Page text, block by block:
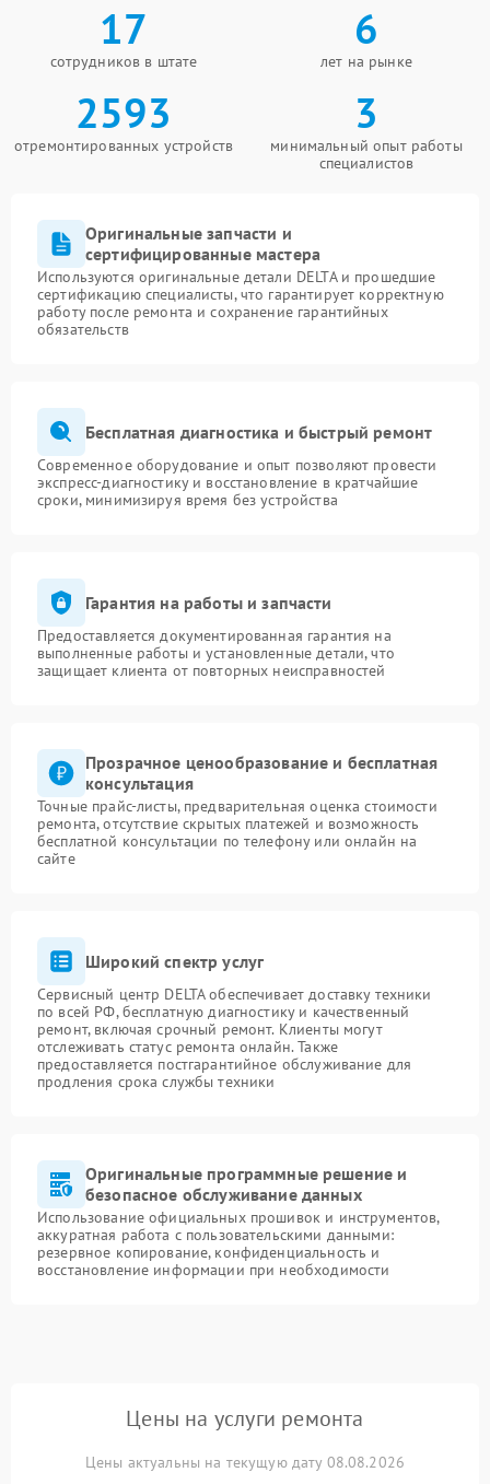
17
сотрудников в штате
6
лет на рынке
2593
отремонтированных устройств
3
минимальный опыт работы
специалистов
Оригинальные запчасти и
сертифицированные мастера
Используются оригинальные детали DELTA и прошедшие
сертификацию специалисты, что гарантирует корректную
работу после ремонта и сохранение гарантийных
обязательств
Бесплатная диагностика и быстрый ремонт
Современное оборудование и опыт позволяют провести
экспресс-диагностику и восстановление в кратчайшие
сроки, минимизируя время без устройства
Гарантия на работы и запчасти
Предоставляется документированная гарантия на
выполненные работы и установленные детали, что
защищает клиента от повторных неисправностей
Прозрачное ценообразование и бесплатная
консультация
Точные прайс-листы, предварительная оценка стоимости
ремонта, отсутствие скрытых платежей и возможность
бесплатной консультации по телефону или онлайн на
сайте
Широкий спектр услуг
Сервисный центр DELTA обеспечивает доставку техники
по всей РФ, бесплатную диагностику и качественный
ремонт, включая срочный ремонт. Клиенты могут
отслеживать статус ремонта онлайн. Также
предоставляется постгарантийное обслуживание для
продления срока службы техники
Оригинальные программные решение и
безопасное обслуживание данных
Использование официальных прошивок и инструментов,
аккуратная работа с пользовательскими данными:
резервное копирование, конфиденциальность и
восстановление информации при необходимости
Цены на услуги ремонта
Цены актуальны на текущую дату 08.08.2026